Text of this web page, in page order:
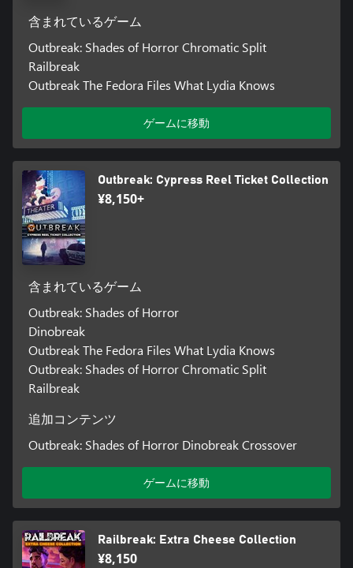
含まれているゲーム
Outbreak: Shades of Horror Chromatic Split
Railbreak
Outbreak The Fedora Files What Lydia Knows
ゲームに移動
Outbreak: Cypress Reel Ticket Collection
¥8,150+
含まれているゲーム
Outbreak: Shades of Horror
Dinobreak
Outbreak The Fedora Files What Lydia Knows
Outbreak: Shades of Horror Chromatic Split
Railbreak
追加コンテンツ
Outbreak: Shades of Horror Dinobreak Crossover
ゲームに移動
Railbreak: Extra Cheese Collection
¥8,150